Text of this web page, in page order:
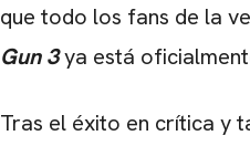
que todo los fans de la
Gun 3ya está
Tras el éxito en crítica y